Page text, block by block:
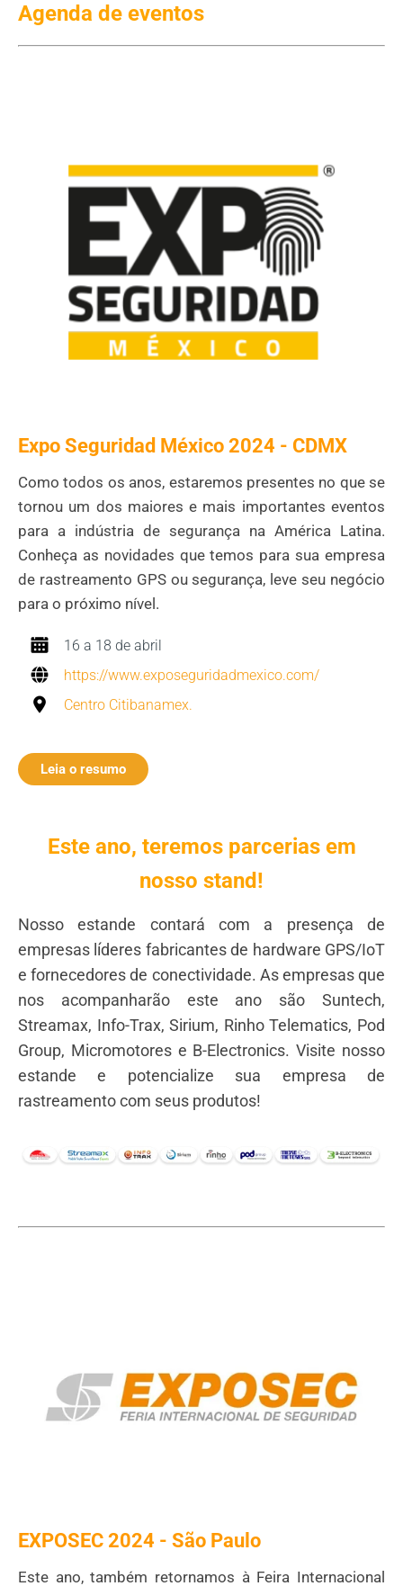
Agenda de eventos
Expo Seguridad México 2024 - CDMX
Como todos os anos, estaremos presentes no que se
tornou um dos maiores e mais importantes eventos
para a indústria de segurança na América Latina.
Conheça as novidades que temos para sua empresa
de rastreamento GPS ou segurança, leve seu negócio
para o próximo nível.
16 a 18 de abril
https://www.exposeguridadmexico.com/
Centro Citibanamex.
Leia o resumo
Este ano, teremos parcerias em
nosso stand!
Nosso estande contará com a presença de
empresas líderes fabricantes de hardware GPS/IoT
e fornecedores de conectividade. As empresas que
nos acompanharão este ano são Suntech,
Streamax, Info-Trax, Sirium, Rinho Telematics, Pod
Group, Micromotores e B-Electronics. Visite nosso
estande e potencialize sua empresa de
rastreamento com seus produtos!
EXPOSEC 2024 - São Paulo
Este ano, também retornamos à Feira Internacional